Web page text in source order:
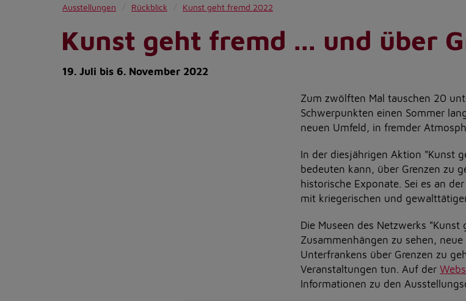
Ausstellungen Rückblick Kunst geht fremd 2022
Kunst geht fremd ... und über
19. Juli bis 6. November 2022
Zum zwölften Mal tauschen 20
Schwerpunkten einen Sommer
neuen Umfeld, in fremder
In der diesjährigen Aktion "Kunst
bedeuten kann, über Grenzen zu
historische Exponate. Sei es an
mit kriegerischen und
Die Museen des Netzwerks
Zusammenhängen zu sehen,
Unterfrankens über Grenzen zu
Veranstaltungen tun. Auf der
Informationen zu den